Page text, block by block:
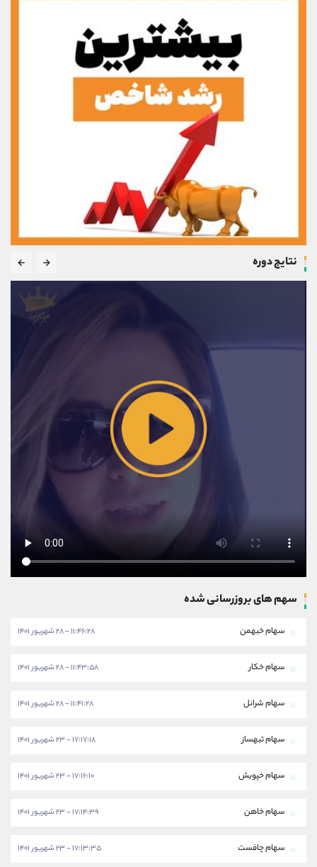
نتایج دوره
سهم های بروزرسانی شده
سهام خبهمن ۱۱:۴۶:۲۸ - ۲۸ شهریور ۱۴۰۱
سهام خکار ۱۱:۴۳:۵۸ - ۲۸ شهریور ۱۴۰۱
سهام شرانل ۱۱:۴۱:۲۸ - ۲۸ شهریور ۱۴۰۱
سهام ثبهساز ۱۷:۱۷:۱۸ - ۲۳ شهریور ۱۴۰۱
سهام خپویش ۱۷:۱۶:۱۰ - ۲۳ شهریور ۱۴۰۱
سهام خاهن ۱۷:۱۴:۳۹ - ۲۳ شهریور ۱۴۰۱
سهام چافست ۱۷:۱۳:۳۵ - ۲۳ شهریور ۱۴۰۱